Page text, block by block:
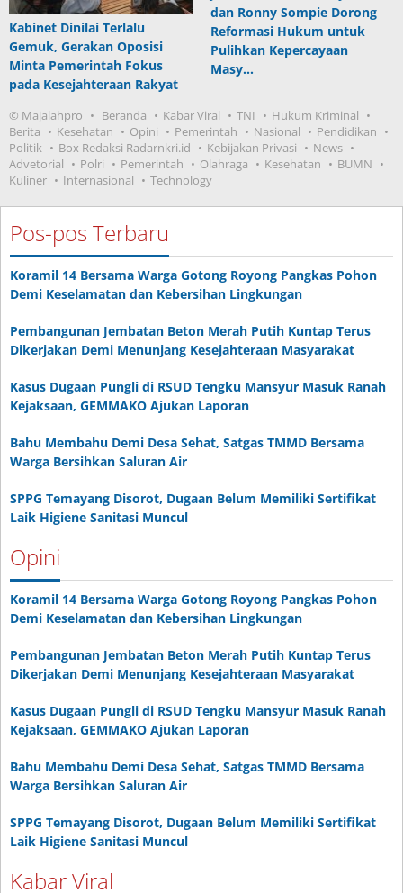
Kabinet Dinilai Terlalu
Gemuk, Gerakan Oposisi
Minta Pemerintah Fokus
pada Kesejahteraan Rakyat
dan Ronny Sompie Dorong
Reformasi Hukum untuk
Pulihkan Kepercayaan
Masy…
© Majalahpro Beranda Kabar Viral TNI
Hukum Kriminal
Berita
Kesehatan Opini Pemerintah Nasional
Pendidikan
Politik
Box Redaksi Radarnkri.id Kebijakan Privasi
News
Advetorial
Polri Pemerintah Olahraga Kesehatan
BUMN
Kuliner
Internasional Technology
Pos-pos Terbaru
Koramil 14 Bersama Warga Gotong Royong Pangkas Pohon
Demi Keselamatan dan Kebersihan Lingkungan
Pembangunan Jembatan Beton Merah Putih Kuntap Terus
Dikerjakan Demi Menunjang Kesejahteraan Masyarakat
Kasus Dugaan Pungli di RSUD Tengku Mansyur Masuk Ranah
Kejaksaan, GEMMAKO Ajukan Laporan
Bahu Membahu Demi Desa Sehat, Satgas TMMD Bersama
Warga Bersihkan Saluran Air
SPPG Temayang Disorot, Dugaan Belum Memiliki Sertifikat
Laik Higiene Sanitasi Muncul
Opini
Koramil 14 Bersama Warga Gotong Royong Pangkas Pohon
Demi Keselamatan dan Kebersihan Lingkungan
Pembangunan Jembatan Beton Merah Putih Kuntap Terus
Dikerjakan Demi Menunjang Kesejahteraan Masyarakat
Kasus Dugaan Pungli di RSUD Tengku Mansyur Masuk Ranah
Kejaksaan, GEMMAKO Ajukan Laporan
Bahu Membahu Demi Desa Sehat, Satgas TMMD Bersama
Warga Bersihkan Saluran Air
SPPG Temayang Disorot, Dugaan Belum Memiliki Sertifikat
Laik Higiene Sanitasi Muncul
Kabar Viral